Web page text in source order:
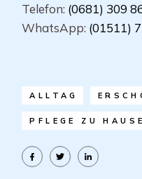
Telefon: (0681) 309
WhatsApp: (01511)
ALLTAG
PFLEGE ZU HAUSE